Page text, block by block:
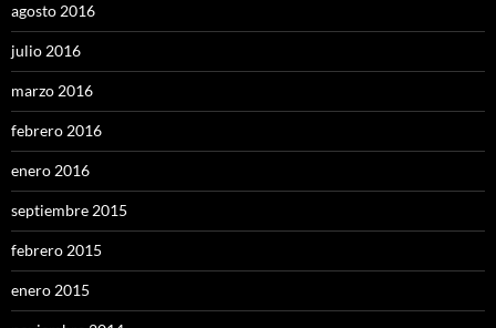
agosto 2016
julio 2016
marzo 2016
febrero 2016
enero 2016
septiembre 2015
febrero 2015
enero 2015